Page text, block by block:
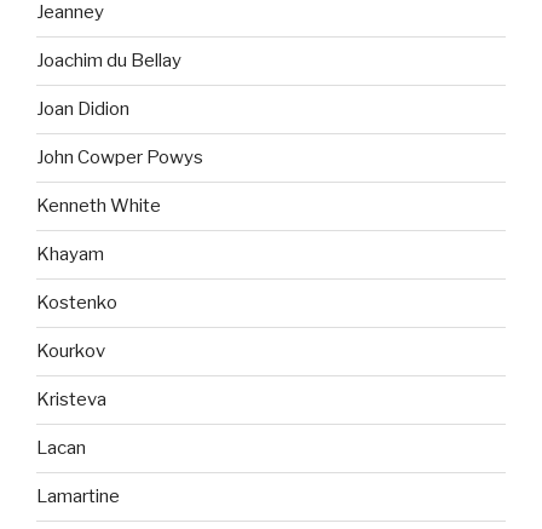
Jeanney
Joachim du Bellay
Joan Didion
John Cowper Powys
Kenneth White
Khayam
Kostenko
Kourkov
Kristeva
Lacan
Lamartine